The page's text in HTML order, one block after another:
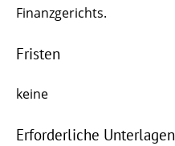
Finanzgerichts.
Fristen
keine
Erforderliche Unterlagen